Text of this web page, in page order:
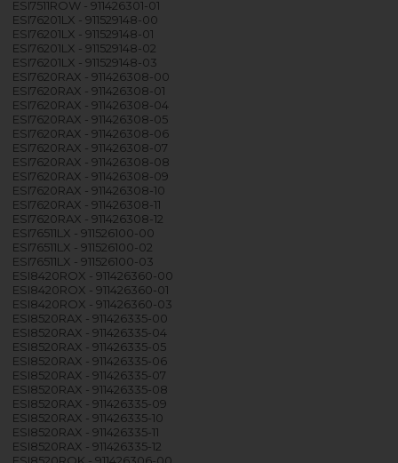
ESI7511ROW - 911426301-01
ESI76201LX - 911529148-00
ESI76201LX - 911529148-01
ESI76201LX - 911529148-02
ESI76201LX - 911529148-03
ESI7620RAX - 911426308-00
ESI7620RAX - 911426308-01
ESI7620RAX - 911426308-04
ESI7620RAX - 911426308-05
ESI7620RAX - 911426308-06
ESI7620RAX - 911426308-07
ESI7620RAX - 911426308-08
ESI7620RAX - 911426308-09
ESI7620RAX - 911426308-10
ESI7620RAX - 911426308-11
ESI7620RAX - 911426308-12
ESI76511LX - 911526100-00
ESI76511LX - 911526100-02
ESI76511LX - 911526100-03
ESI8420ROX - 911426360-00
ESI8420ROX - 911426360-01
ESI8420ROX - 911426360-03
ESI8520RAX - 911426335-00
ESI8520RAX - 911426335-04
ESI8520RAX - 911426335-05
ESI8520RAX - 911426335-06
ESI8520RAX - 911426335-07
ESI8520RAX - 911426335-08
ESI8520RAX - 911426335-09
ESI8520RAX - 911426335-10
ESI8520RAX - 911426335-11
ESI8520RAX - 911426335-12